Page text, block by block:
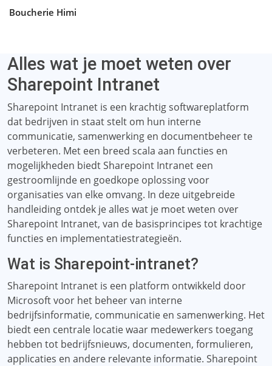
Boucherie Himi
Alles wat je moet weten over
Sharepoint Intranet
Sharepoint Intranet is een krachtig softwareplatform
dat bedrijven in staat stelt om hun interne
communicatie, samenwerking en documentbeheer te
verbeteren. Met een breed scala aan functies en
mogelijkheden biedt Sharepoint Intranet een
gestroomlijnde en goedkope oplossing voor
organisaties van elke omvang. In deze uitgebreide
handleiding ontdek je alles wat je moet weten over
Sharepoint Intranet, van de basisprincipes tot krachtige
functies en implementatiestrategieën.
Wat is Sharepoint-intranet?
Sharepoint Intranet is een platform ontwikkeld door
Microsoft voor het beheer van interne
bedrijfsinformatie, communicatie en samenwerking. Het
biedt een centrale locatie waar medewerkers toegang
hebben tot bedrijfsnieuws, documenten, formulieren,
applicaties en andere relevante informatie. Sharepoint